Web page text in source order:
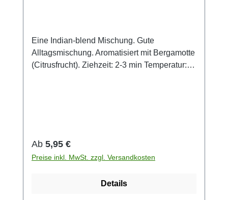
Eine Indian-blend Mischung. Gute
Alltagsmischung. Aromatisiert mit Bergamotte
(Citrusfrucht). Ziehzeit: 2-3 min Temperatur:
Regulärer Preis:
Ab 5,95 €
Preise inkl. MwSt. zzgl. Versandkosten
Details